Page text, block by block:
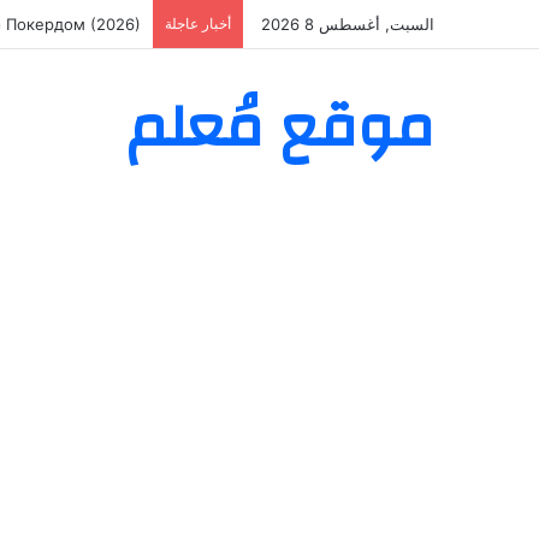
السبت, أغسطس 8 2026 أخبار عاجلة Покердом (2026)
موقع مُعلم